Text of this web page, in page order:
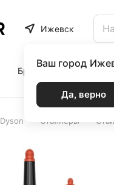
Ижевск
Ваш город
Да, верно
Бренды Статьи
Dyson Стайлеры